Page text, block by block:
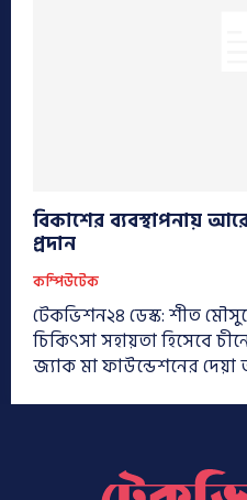
বিকাশের ব্যবস্থাপনায়
প্রদান
কম্পিউটেক
টেকভিশন২৪ ডেস্ক: শীত
চিকিৎসা সহায়তা হিসেবে
জ্যাক মা ফাউন্ডেশনের